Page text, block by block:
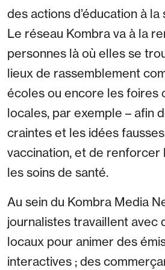
des actions d’éducation à
Le réseau Kombra va à la
personnes là où elles se
lieux de rassemblement
écoles ou encore les foires
locales, par exemple – afin
craintes et les idées
vaccination, et de renforcer
les soins de santé.
Au sein du Kombra Media
journalistes travaillent avec
locaux pour animer des
interactives ; des